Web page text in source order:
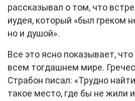
рассказывал о том, что
иудея, который «был греком
но и душой».
Все это ясно показывает,
всем тогдашнем мире.
Страбон писал: «Трудно
такое место, где бы не жили